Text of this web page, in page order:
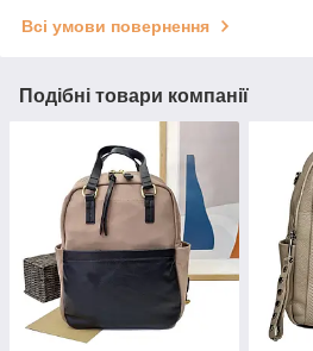
Всі умови повернення
Подібні товари компанії